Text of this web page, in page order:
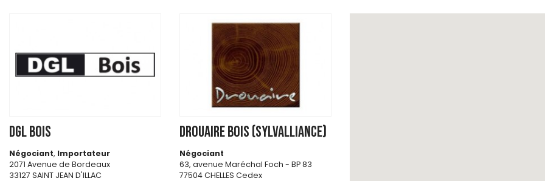
DGL BOIS
Négociant, Importateur
2071 Avenue de Bordeaux
33127 SAINT JEAN D'ILLAC
DROUAIRE BOIS (SYLVALLIANCE)
Négociant
63, avenue Maréchal Foch - BP 83
77504 CHELLES Cedex